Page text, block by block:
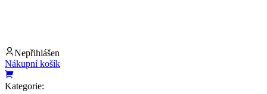
Nepřihlášen
Nákupní košík
Kategorie: